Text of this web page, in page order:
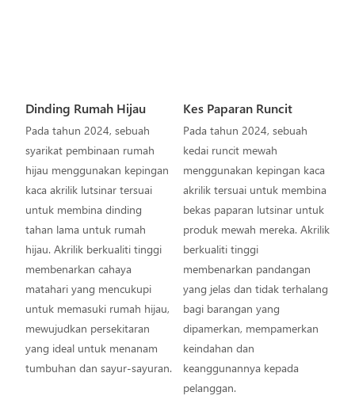
Dinding Rumah Hijau
Pada tahun 2024, sebuah
syarikat pembinaan rumah
hijau menggunakan kepingan
kaca akrilik lutsinar tersuai
untuk membina dinding
tahan lama untuk rumah
hijau. Akrilik berkualiti tinggi
membenarkan cahaya
matahari yang mencukupi
untuk memasuki rumah hijau,
mewujudkan persekitaran
yang ideal untuk menanam
tumbuhan dan sayur-sayuran.
Kes Paparan Runcit
Pada tahun 2024, sebuah
kedai runcit mewah
menggunakan kepingan kaca
akrilik tersuai untuk membina
bekas paparan lutsinar untuk
produk mewah mereka. Akrilik
berkualiti tinggi
membenarkan pandangan
yang jelas dan tidak terhalang
bagi barangan yang
dipamerkan, mempamerkan
keindahan dan
keanggunannya kepada
pelanggan.